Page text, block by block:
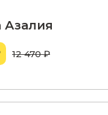
Азалия
12 470 ₽